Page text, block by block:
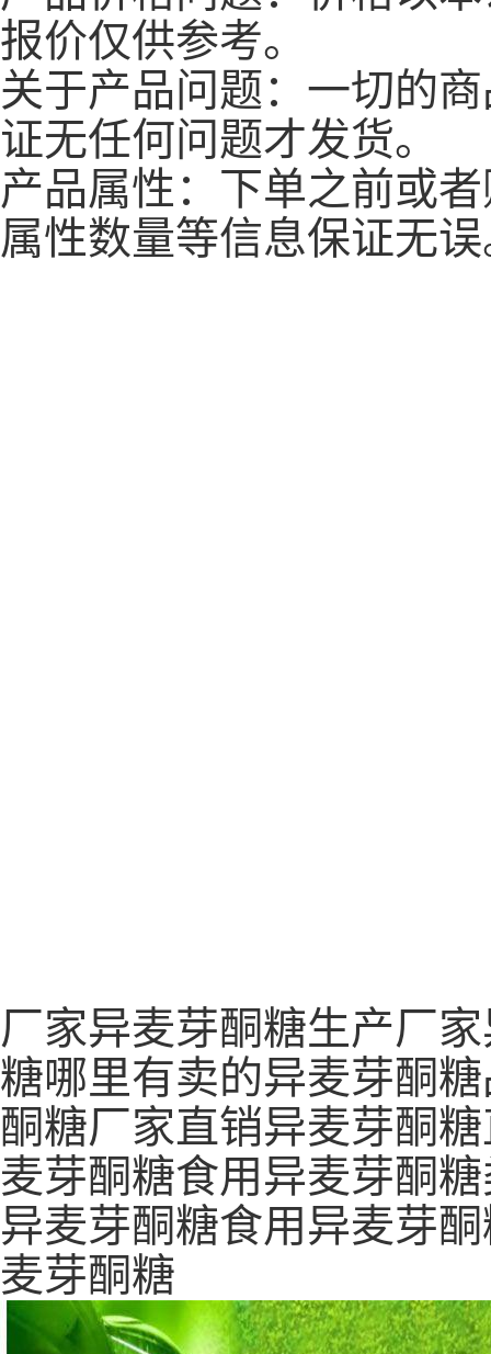
报价仅供参考。
关于产品问题：一切的
证无任何问题才发货。
产品属性：下单之前或
属性数量等信息保证无
厂家异麦芽酮糖生产厂
糖哪里有卖的异麦芽酮
酮糖厂家直销异麦芽酮
麦芽酮糖食用异麦芽酮
异麦芽酮糖食用异麦芽
麦芽酮糖